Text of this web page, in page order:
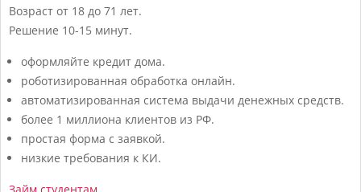
Возраст от 18 до 71 лет.
Решение 10-15 минут.
оформляйте кредит дома.
роботизированная обработка онлайн.
автоматизированная система выдачи денежных средств.
более 1 миллиона клиентов из РФ.
простая форма с заявкой.
низкие требования к КИ.
Займ студентам